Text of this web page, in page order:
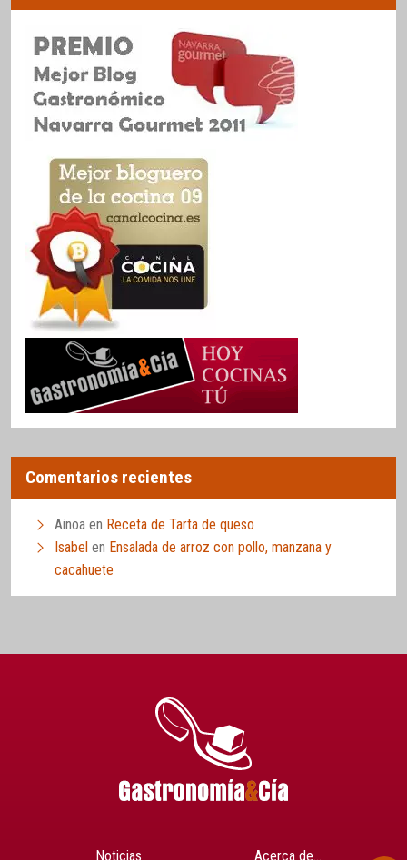
Comentarios recientes
Ainoa en Receta de Tarta de queso
Isabel en Ensalada de arroz con pollo, manzana y
cacahuete
Noticias Acerca de…